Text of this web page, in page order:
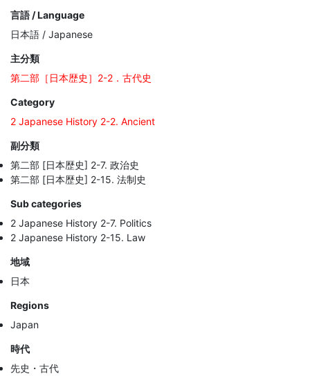
言語 / Language
日本語 / Japanese
主分類
第二部［日本歴史］2-2．古代史
Category
2 Japanese History 2-2. Ancient
副分類
第二部 [日本歴史] 2-7. 政治史
第二部 [日本歴史] 2-15. 法制史
Sub categories
2 Japanese History 2-7. Politics
2 Japanese History 2-15. Law
地域
日本
Regions
Japan
時代
先史・古代